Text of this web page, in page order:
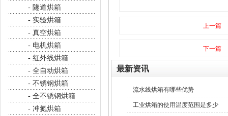
- 隧道烘箱
- 实验烘箱
- 真空烘箱
- 电机烘箱
- 红外线烘箱
- 全自动烘箱
- 不锈钢烘箱
- 全不锈钢烘箱
- 冲氮烘箱
上一篇
下一篇
最新资讯
流水线烘箱有哪些优势
工业烘箱的使用温度范围是多少